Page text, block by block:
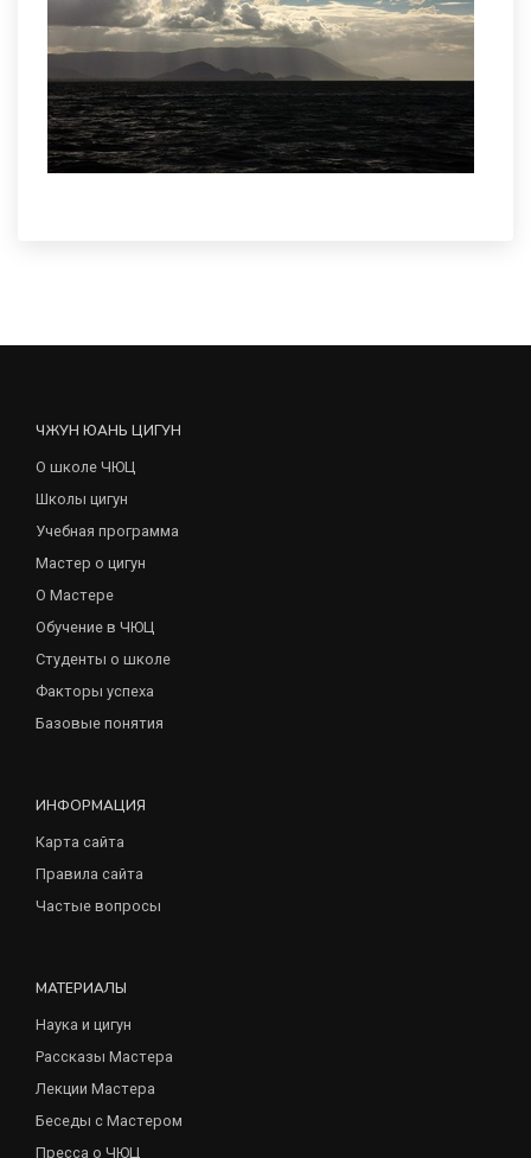
ЧЖУН ЮАНЬ ЦИГУН
О школе ЧЮЦ
Школы цигун
Учебная программа
Мастер о цигун
О Мастере
Обучение в ЧЮЦ
Студенты о школе
Факторы успеха
Базовые понятия
ИНФОРМАЦИЯ
Карта сайта
Правила сайта
Частые вопросы
МАТЕРИАЛЫ
Наука и цигун
Рассказы Мастера
Лекции Мастера
Беседы с Мастером
Пресса о ЧЮЦ